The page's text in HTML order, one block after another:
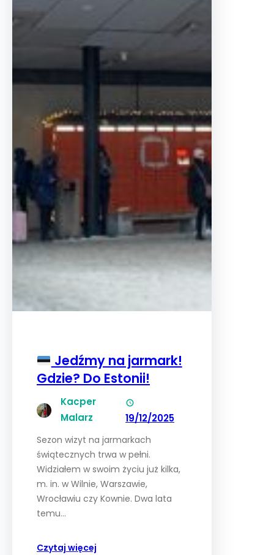
Jedźmy na jarmark!
Gdzie? Do Estonii!
Kacper
Malarz
19/12/2025
Sezon wizyt na jarmarkach
świątecznych trwa w pełni.
Widziałem w swoim życiu już kilka,
m. in. w Wilnie, Warszawie,
Wrocławiu czy Kownie. Dwa lata
temu…
Czytaj więcej